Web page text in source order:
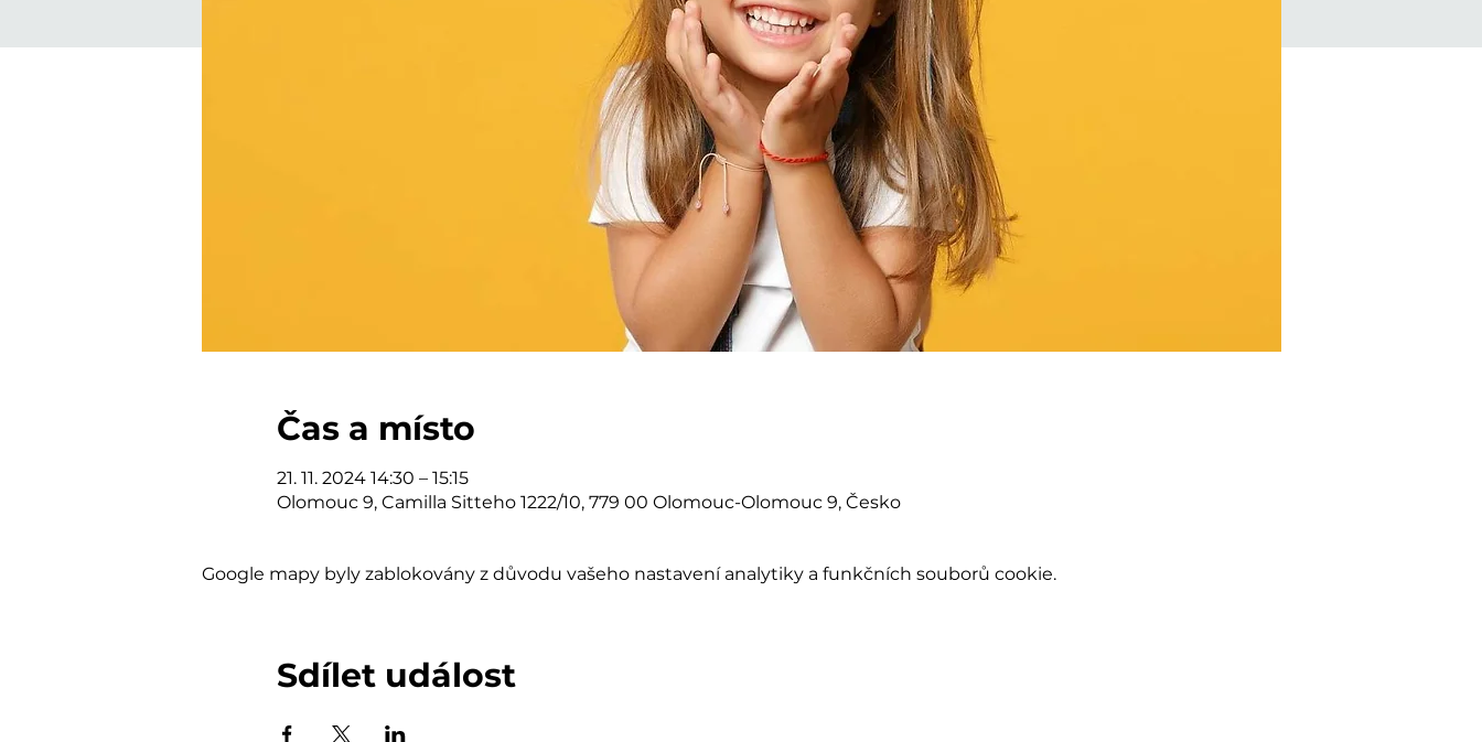
Čas a místo
21. 11. 2024 14:30 – 15:15
Olomouc 9, Camilla Sitteho 1222/10, 779 00 Olomouc-Olomouc 9, Česko
Google mapy byly zablokovány z důvodu vašeho nastavení analytiky a funkčních souborů cookie.
Sdílet událost